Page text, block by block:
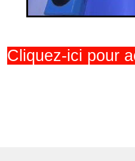
Cliquez-ici pour